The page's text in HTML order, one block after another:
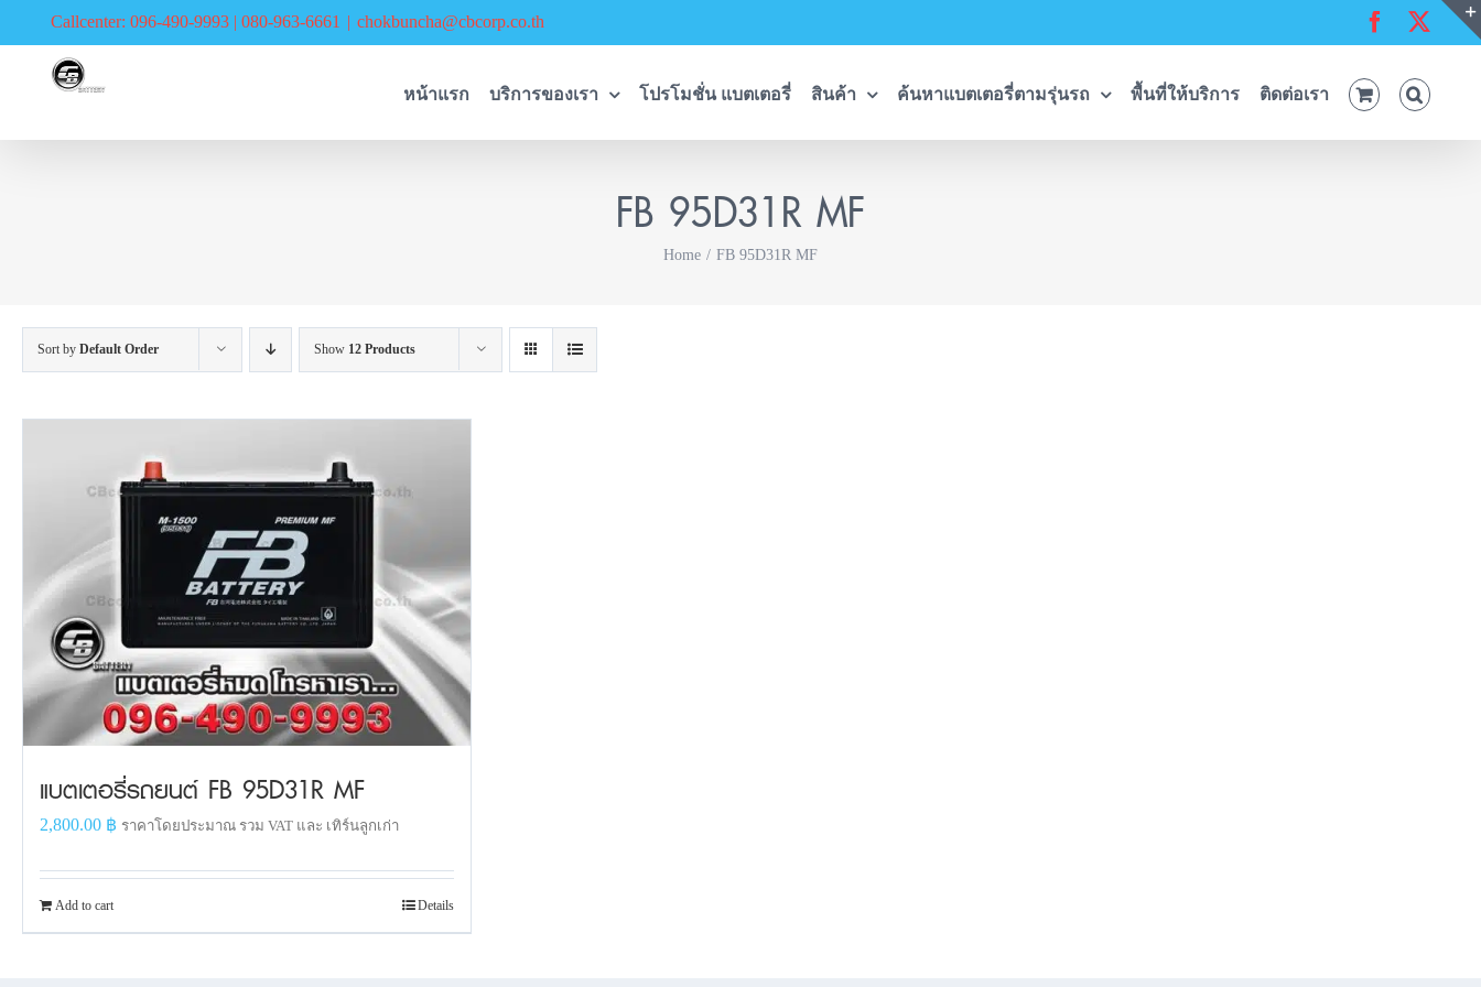
Callcenter: 096-490-9993 | 080-963-6661 | chokbuncha@cbcorp.co.th Facebook
หน้าแรก บริการของเรา โปรโมชั่น แบตเตอรี่ สินค้า ค้นหาแบตเตอรี่ตามรุ่นรถ พื้นที่ให้บริการ ติดต่อเรา
FB 95D31R MF
Home FB 95D31R MF
Sort by Default Order Show 12 Products
แบตเตอรี่รถยนต์ FB 95D31R MF
2,800.00 ฿ ราคาโดยประมาณ รวม VAT และ เทิร์นลูกเก่า
Add to cart Details